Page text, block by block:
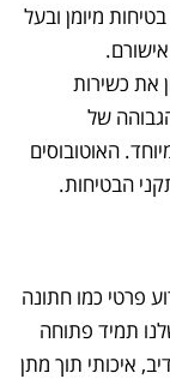
מיומן ובעל
את כשירות
של
האוטובוסים
הבטיחות.
פרטי כמו חתונה
תמיד פתוחה
איכותי תוך מתן